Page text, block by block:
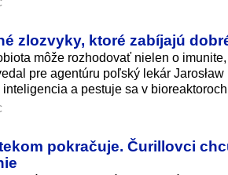
zlozvyky, ktoré zabíjajú
môže rozhodovať nielen o
pre agentúru poľský lekár
a pestuje sa v
pokračuje. Čurillovci